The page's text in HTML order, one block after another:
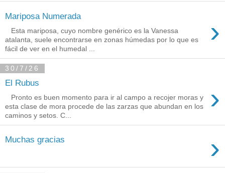
Mariposa Numerada ›
Esta mariposa, cuyo nombre genérico es la Vanessa
atalanta, suele encontrarse en zonas húmedas por lo que es
fácil de ver en el humedal ...
30/7/26
El Rubus ›
Pronto es buen momento para ir al campo a recojer moras y
esta clase de mora procede de las zarzas que abundan en los
caminos y setos. C...
Muchas gracias ›